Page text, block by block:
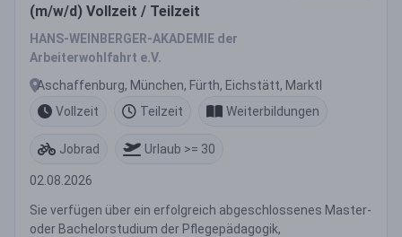
(m/w/d) Vollzeit / Teilzeit
HANS-WEINBERGER-AKADEMIE der
Arbeiterwohlfahrt e.V.
Aschaffenburg, München, Fürth, Eichstätt, Marktl
Vollzeit
Teilzeit Weiterbildungen
Jobrad Urlaub >= 30
02.08.2026
Sie verfügen über ein erfolgreich abgeschlossenes Master-
oder Bachelorstudium der Pflegepädagogik,